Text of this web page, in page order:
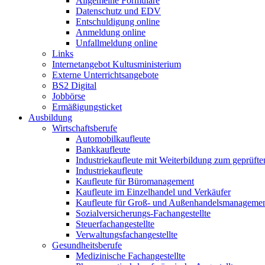
Datenschutz und EDV
Entschuldigung online
Anmeldung online
Unfallmeldung online
Links
Internetangebot Kultusministerium
Externe Unterrichtsangebote
BS2 Digital
Jobbörse
Ermäßigungsticket
Ausbildung
Wirtschaftsberufe
Automobilkaufleute
Bankkaufleute
Industriekaufleute mit Weiterbildung zum
Industriekaufleute
Kaufleute für Büromanagement
Kaufleute im Einzelhandel und Verkäufer
Kaufleute für Groß- und
Sozialversicherungs-Fachangestellte
Steuerfachangestellte
Verwaltungsfachangestellte
Gesundheitsberufe
Medizinische Fachangestellte